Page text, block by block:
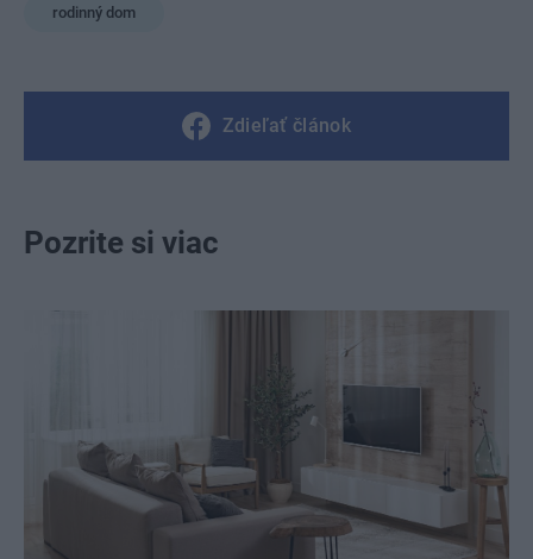
rodinný dom
Zdieľať článok
Pozrite si viac